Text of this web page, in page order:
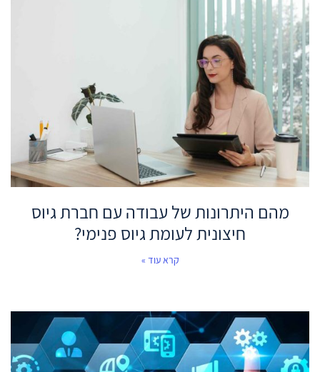
מהם היתרונות של עבודה עם חברת גיוס
חיצונית לעומת גיוס פנימי?
קרא עוד »